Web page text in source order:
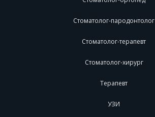
Стоматолог-пародонтолог
Стоматолог-терапевт
Стоматолог-хирург
Терапевт
УЗИ